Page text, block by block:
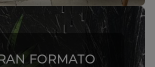
FORMATO